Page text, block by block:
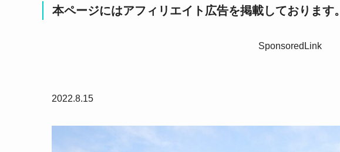
本ページにはアフィリエイト広告を掲載しております。
SponsoredLink